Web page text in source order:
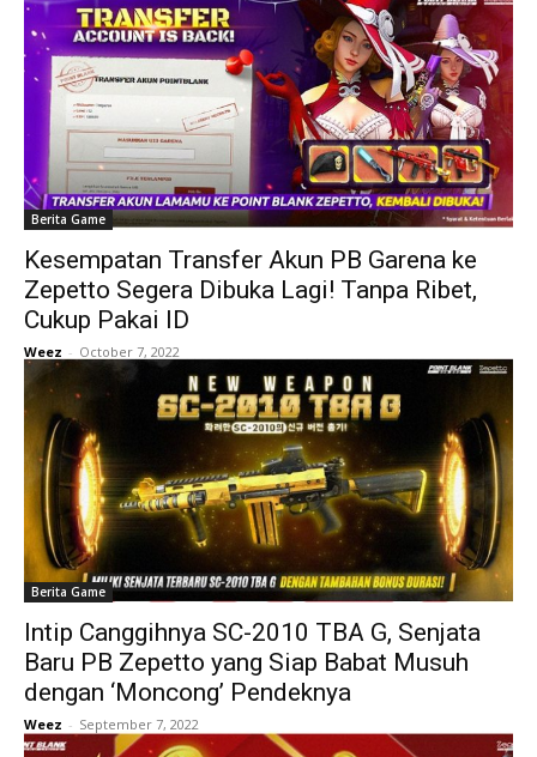
Berita Game
Kesempatan Transfer Akun PB Garena ke
Zepetto Segera Dibuka Lagi! Tanpa Ribet,
Cukup Pakai ID
Weez - October 7, 2022
Berita Game
Intip Canggihnya SC-2010 TBA G, Senjata
Baru PB Zepetto yang Siap Babat Musuh
dengan ‘Moncong’ Pendeknya
Weez - September 7, 2022